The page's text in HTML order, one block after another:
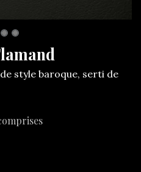
style baroque, serti de